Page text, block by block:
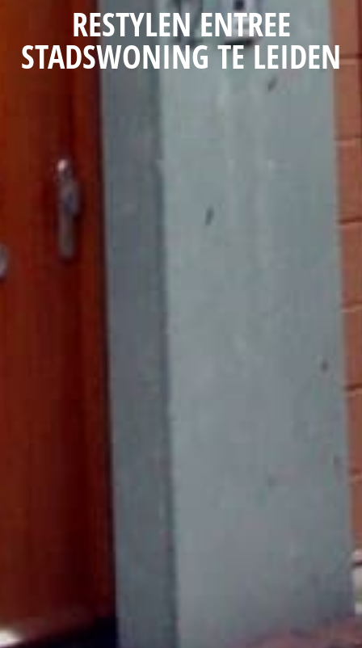
RESTYLEN ENTREE
STADSWONING TE LEIDEN